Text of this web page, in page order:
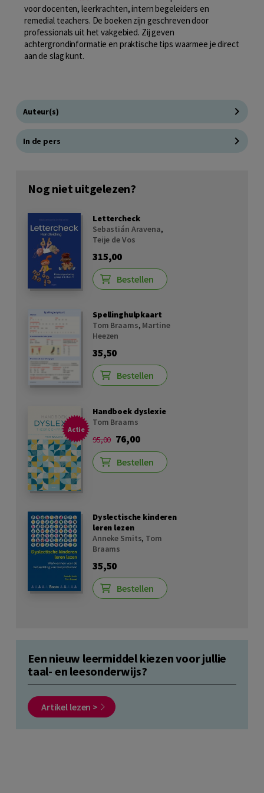
voor docenten, leerkrachten, intern begeleiders en
remedial teachers. De boeken zijn geschreven door
professionals uit het vakgebied. Zij geven
achtergrondinformatie en praktische tips waarmee je direct
aan de slag kunt.
Auteur(s)
In de pers
Nog niet uitgelezen?
Lettercheck
Sebastián Aravena,
Teije de Vos
315,00
Bestellen
Spellinghulpkaart
Tom Braams, Martine
Heezen
35,50
Bestellen
Actie
Handboek dyslexie
Tom Braams
95,00 76,00
Bestellen
Dyslectische kinderen
leren lezen
Anneke Smits, Tom
Braams
35,50
Bestellen
Een nieuw leermiddel kiezen voor jullie
taal- en leesonderwijs?
Artikel lezen >